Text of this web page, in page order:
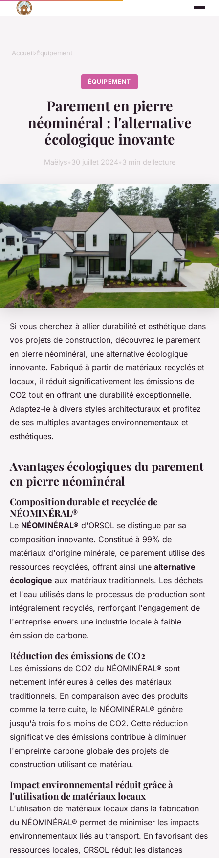
Accueil›Équipement
ÉQUIPEMENT
Parement en pierre
néominéral : l'alternative
écologique inovante
Maëlys 30 juillet 2024 3 min de lecture
Si vous cherchez à allier durabilité et esthétique dans
vos projets de construction, découvrez le parement
en pierre néominéral, une alternative écologique
innovante. Fabriqué à partir de matériaux recyclés et
locaux, il réduit significativement les émissions de
CO2 tout en offrant une durabilité exceptionnelle.
Adaptez-le à divers styles architecturaux et profitez
de ses multiples avantages environnementaux et
esthétiques.
Avantages écologiques du parement
en pierre néominéral
Composition durable et recyclée de
NÉOMINÉRAL®
Le NÉOMINÉRAL® d'ORSOL se distingue par sa
composition innovante. Constitué à 99% de
matériaux d'origine minérale, ce parement utilise des
ressources recyclées, offrant ainsi une alternative
écologique aux matériaux traditionnels. Les déchets
et l'eau utilisés dans le processus de production sont
intégralement recyclés, renforçant l'engagement de
l'entreprise envers une industrie locale à faible
émission de carbone.
Réduction des émissions de CO2
Les émissions de CO2 du NÉOMINÉRAL® sont
nettement inférieures à celles des matériaux
traditionnels. En comparaison avec des produits
comme la terre cuite, le NÉOMINÉRAL® génère
jusqu'à trois fois moins de CO2. Cette réduction
significative des émissions contribue à diminuer
l'empreinte carbone globale des projets de
construction utilisant ce matériau.
Impact environnemental réduit grâce à
l'utilisation de matériaux locaux
L'utilisation de matériaux locaux dans la fabrication
du NÉOMINÉRAL® permet de minimiser les impacts
environnementaux liés au transport. En favorisant des
ressources locales, ORSOL réduit les distances